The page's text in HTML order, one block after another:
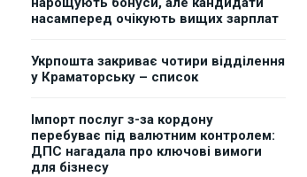
насамперед очікують вищих зарплат
Укрпошта закриває чотири відділення
у Краматорську – список
Імпорт послуг з-за кордону
перебуває під валютним контролем:
ДПС нагадала про ключові вимоги
для бізнесу